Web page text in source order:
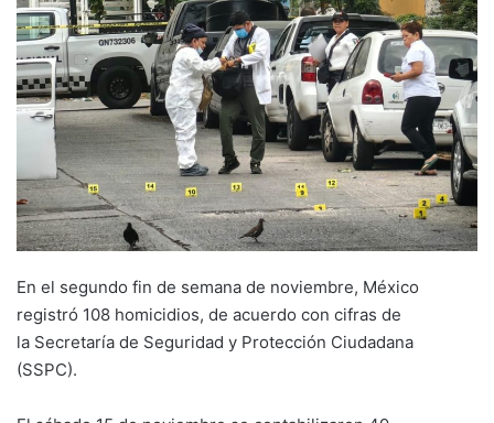
En el segundo fin de semana de noviembre, México
registró 108 homicidios, de acuerdo con cifras de
la Secretaría de Seguridad y Protección Ciudadana
(SSPC).